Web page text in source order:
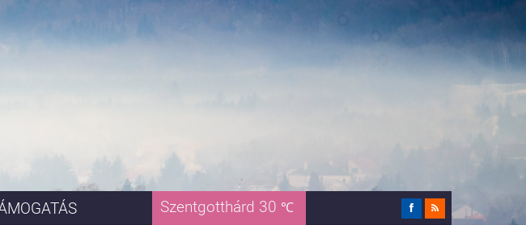
Szentgotthárd 30 ℃